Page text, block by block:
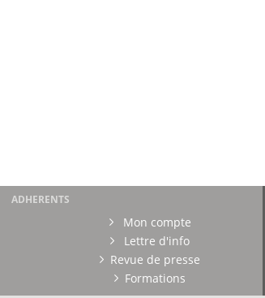
ADHERENTS
Mon compte
Lettre d'info
Revue de presse
Formations